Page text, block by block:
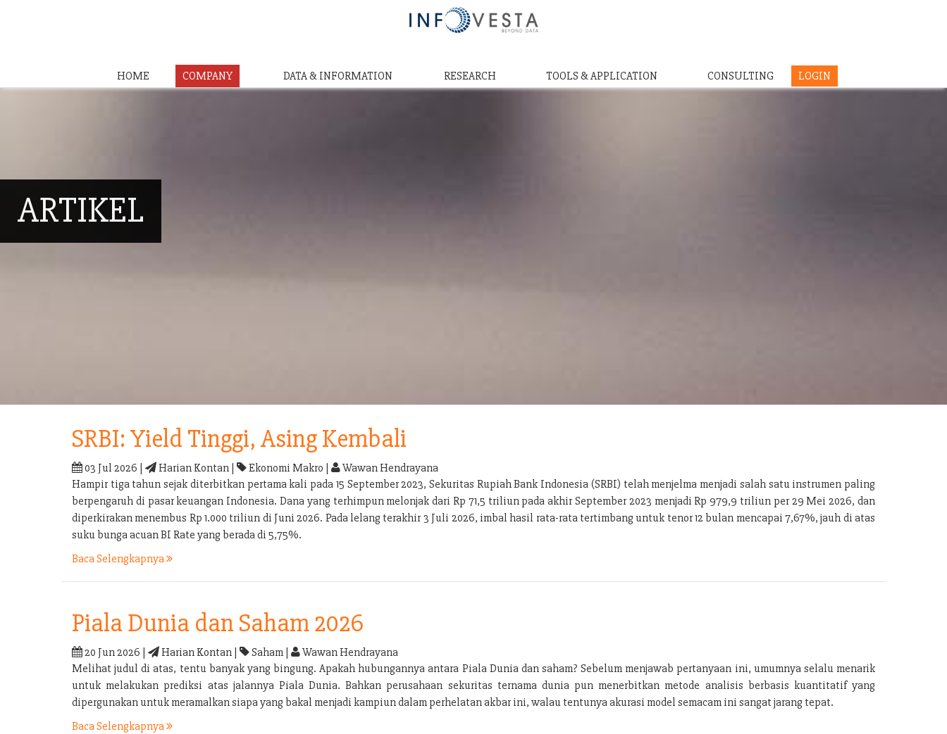
HOME COMPANY DATA & INFORMATION RESEARCH TOOLS & APPLICATION CONSULTING LOGIN
ARTIKEL
SRBI: Yield Tinggi, Asing Kembali
03 Jul 2026 | Harian Kontan | Ekonomi Makro |
Wawan Hendrayana
Hampir tiga tahun sejak diterbitkan pertama kali pada 15 September 2023, Sekuritas Rupiah Bank Indonesia (SRBI) telah menjelma menjadi salah satu instrumen paling
berpengaruh di pasar keuangan Indonesia. Dana yang terhimpun melonjak dari Rp 71,5 triliun pada akhir September 2023 menjadi Rp 979,9 triliun per 29 Mei 2026, dan
diperkirakan menembus Rp 1.000 triliun di Juni 2026. Pada lelang terakhir 3 Juli 2026, imbal hasil rata-rata tertimbang untuk tenor 12 bulan mencapai 7,67%, jauh di atas
suku bunga acuan BI Rate yang berada di 5,75%.
Baca Selengkapnya
Piala Dunia dan Saham 2026
20 Jun 2026 | Harian Kontan | Saham |
Wawan Hendrayana
Melihat judul di atas, tentu banyak yang bingung. Apakah hubungannya antara Piala Dunia dan saham? Sebelum menjawab pertanyaan ini, umumnya selalu menarik
untuk melakukan prediksi atas jalannya Piala Dunia. Bahkan perusahaan sekuritas ternama dunia pun menerbitkan metode analisis berbasis kuantitatif yang
dipergunakan untuk meramalkan siapa yang bakal menjadi kampiun dalam perhelatan akbar ini, walau tentunya akurasi model semacam ini sangat jarang tepat.
Baca Selengkapnya